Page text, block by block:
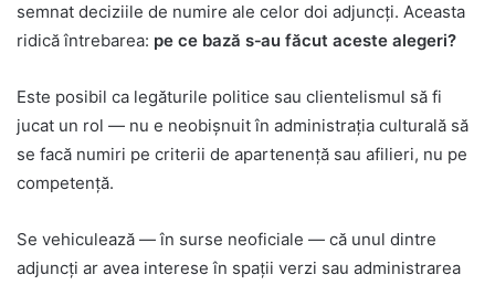
semnat deciziile de numire ale celor doi adjuncți. Aceasta
ridică întrebarea: pe ce bază s‑au făcut aceste alegeri?
Este posibil ca legăturile politice sau clientelismul să fi
jucat un rol — nu e neobișnuit în administrația culturală să
se facă numiri pe criterii de apartenență sau afilieri, nu pe
competență.
Se vehiculează — în surse neoficiale — că unul dintre
adjuncți ar avea interese în spații verzi sau administrarea